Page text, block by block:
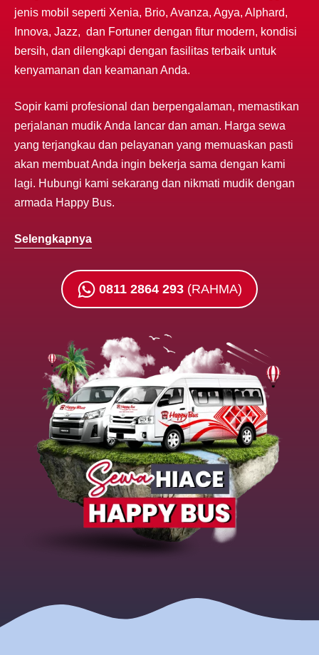
jenis mobil seperti Xenia, Brio, Avanza, Agya, Alphard,
Innova, Jazz, dan Fortuner dengan fitur modern, kondisi
bersih, dan dilengkapi dengan fasilitas terbaik untuk
kenyamanan dan keamanan Anda.
Sopir kami profesional dan berpengalaman, memastikan
perjalanan mudik Anda lancar dan aman. Harga sewa
yang terjangkau dan pelayanan yang memuaskan pasti
akan membuat Anda ingin bekerja sama dengan kami
lagi. Hubungi kami sekarang dan nikmati mudik dengan
armada Happy Bus.
Selengkapnya
0811 2864 293 (RAHMA)